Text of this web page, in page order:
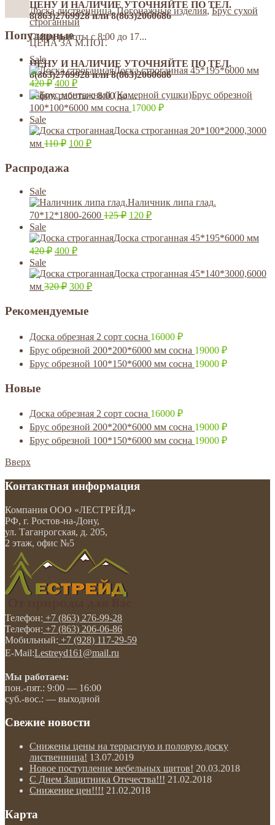
ЦЕНУ И НАЛИЧИЕ УТОЧНЯЙТЕ ПО ТЕЛ.
8(863)2769928 или 8(863)2060686
Гафик работы с 8:00 до 17...
Доска лиственница,Погонажные изделия,Брус сухой
строганный
ЦЕНА ЗА М.ПОГ.
ЦЕНУ И НАЛИЧИЕ УТОЧНЯЙТЕ ПО ТЕЛ.
8(863)2769928 или 8(863)2060686
Гафик работы с 8:00 до ...
Популярные
Sale
Доска строганная 45*195*6000 мм
420₽ 400 ₽
Брус обрезной
100*100*6000 мм сосна 17000 ₽
Sale
Доска строганная 20*100*2000,3000
мм 110₽ 100 ₽
Распродажа
Sale
Наличник липа глад.
70*12*1800-2600 125₽ 120 ₽
Sale
Доска строганная 45*195*6000 мм
420₽ 400 ₽
Sale
Доска строганная 45*140*3000,6000
мм 320₽ 300 ₽
Рекомендуемые
Доска обрезная 2 сорт сосна 16000 ₽
Брус обрезной 200*200*6000 мм сосна 19000 ₽
Брус обрезной 100*150*6000 мм сосна 19000 ₽
Новые
Доска обрезная 2 сорт сосна 16000 ₽
Брус обрезной 200*200*6000 мм сосна 19000 ₽
Брус обрезной 100*150*6000 мм сосна 19000 ₽
Вверх
Контактная информация
Компания ООО «ЛЕСТРЕЙД»
РФ, г. Ростов-на-Дону,
ул. Таганрогская, д. 205,
2 этаж, офис №5
Телефон: +7 (863) 276-99-28
Телефон: +7 (863) 206-06-86
Мобильный: +7 (928) 117-29-59
E-Mail:Lestreyd161@mail.ru
Мы работаем:
пон.-пят.: 9:00 — 16:00
суб.-вос.: — выходной
Свежие новости
Снижены цены на террасную и половую доску
лиственница! 13.07.2019
Новое поступление мебельных щитов! 20.03.2018
С Днем Защитника Отечества!!! 21.02.2018
Снижение цен!!!! 21.02.2018
Карта